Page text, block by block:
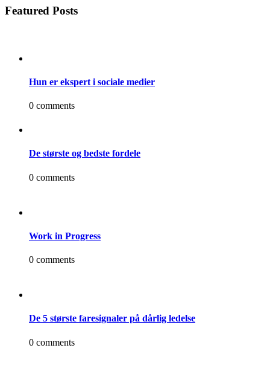
Featured Posts
Hun er ekspert i sociale medier
0 comments
De største og bedste fordele
0 comments
Work in Progress
0 comments
De 5 største faresignaler på dårlig ledelse
0 comments